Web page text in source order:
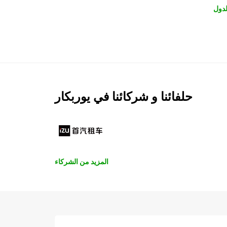
حلفائنا و شركائنا في يوربكار
المزيد من الشركاء